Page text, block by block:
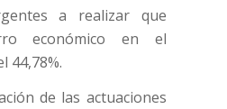
a realizar que
económico en el
44,78%.
de las actuaciones